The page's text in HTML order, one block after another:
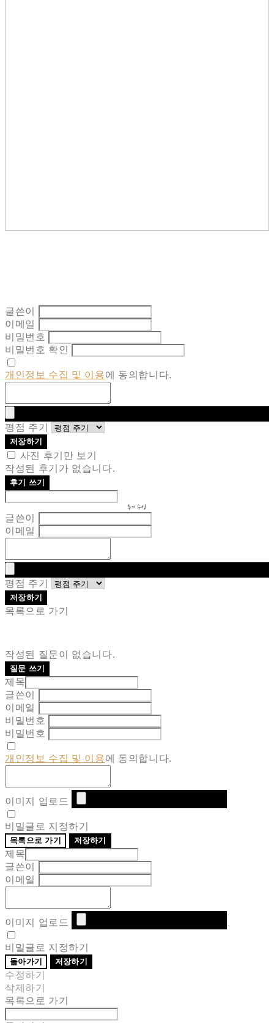
글쓴이
이메일
비밀번호
비밀번호 확인
개인정보 수집 및 이용에 동의합니다.
평점 주기
저장하기
사진 후기만 보기
작성된 후기가 없습니다.
후기 쓰기
후기 수정
글쓴이
이메일
평점 주기
저장하기
목록으로 가기
작성된 질문이 없습니다.
질문 쓰기
제목
글쓴이
이메일
비밀번호
비밀번호
개인정보 수집 및 이용에 동의합니다.
이미지 업로드
비밀글로 지정하기
목록으로 가기 저장하기
제목
글쓴이
이메일
이미지 업로드
비밀글로 지정하기
돌아가기 저장하기
수정하기
삭제하기
목록으로 가기